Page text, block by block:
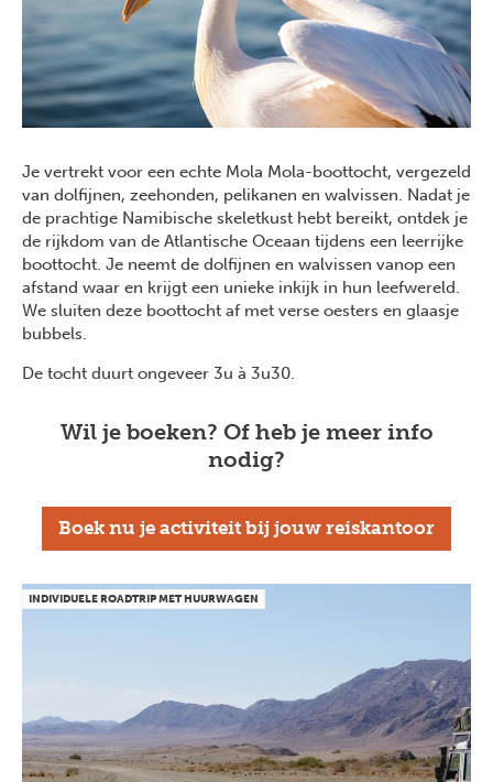
Je vertrekt voor een echte Mola Mola-boottocht, vergezeld
van dolfijnen, zeehonden, pelikanen en walvissen. Nadat je
de prachtige Namibische skeletkust hebt bereikt, ontdek je
de rijkdom van de Atlantische Oceaan tijdens een leerrijke
boottocht. Je neemt de dolfijnen en walvissen vanop een
afstand waar en krijgt een unieke inkijk in hun leefwereld.
We sluiten deze boottocht af met verse oesters en glaasje
bubbels.
De tocht duurt ongeveer 3u à 3u30.
Wil je boeken? Of heb je meer info
nodig?
Boek nu je activiteit bij jouw reiskantoor
INDIVIDUELE ROADTRIP MET HUURWAGEN
Previous